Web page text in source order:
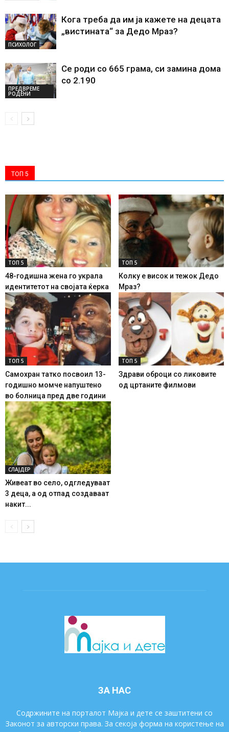
ПСИХОЛОГ
Кога треба да им ја кажете на децата
„вистината“ за Дедо Мраз?
ПРЕДВРЕМЕ
РОДЕНИ
Се роди со 665 грама, си замина дома
со 2.190
ТОП 5
ТОП 5
48-годишна жена го украла
идентитетот на својата ќерка
ТОП 5
Колку е висок и тежок Дедо
Мраз?
ТОП 5
Самохран татко посвоил 13-
годишно момче напуштено
во болница пред две години
ТОП 5
Здрави оброци со ликовите
од цртаните филмови
СЛАЈДЕР
Живеат во село, одгледуваат
3 деца, а од отпад создаваат
накит...
ЗА НАС
Содржините на порталот Мајка и дете се заштитени со
Законот за авторски права. За секоја форма на користење на